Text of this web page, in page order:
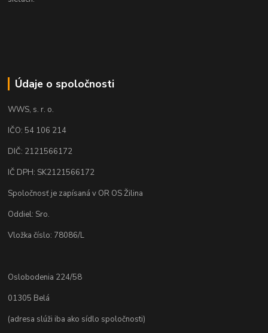
Údaje o spoločnosti
WWS, s. r. o.
IČO: 54 106 214
DIČ: 2121566172
IČ DPH: SK2121566172
Spoločnosť je zapísaná v OR OS Žilina
Oddiel: Sro.
Vložka číslo: 78086/L
Oslobodenia 224/58
01305 Belá
(adresa slúži iba ako sídlo spoločnosti)